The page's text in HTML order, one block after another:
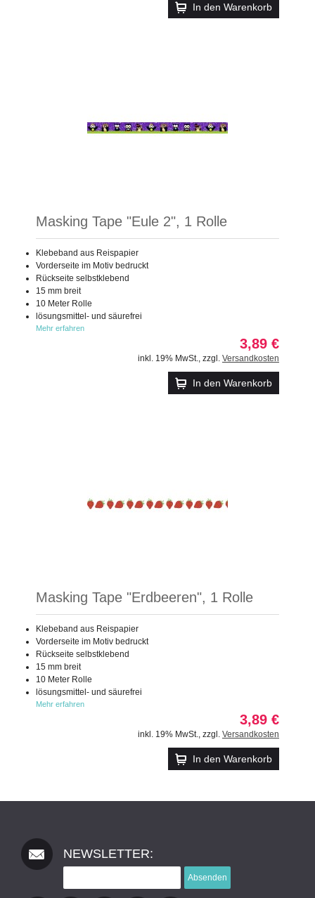
In den Warenkorb
Masking Tape "Eule 2", 1 Rolle
Klebeband aus Reispapier
Vorderseite im Motiv bedruckt
Rückseite selbstklebend
15 mm breit
10 Meter Rolle
lösungsmittel- und säurefrei
Mehr erfahren
3,89 €
inkl. 19% MwSt. zzgl. Versandkosten
In den Warenkorb
Masking Tape "Erdbeeren", 1 Rolle
Klebeband aus Reispapier
Vorderseite im Motiv bedruckt
Rückseite selbstklebend
15 mm breit
10 Meter Rolle
lösungsmittel- und säurefrei
Mehr erfahren
3,89 €
inkl. 19% MwSt. zzgl. Versandkosten
In den Warenkorb
NEWSLETTER:
Absenden